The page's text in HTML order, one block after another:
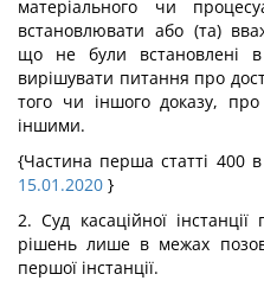
матеріального чи
встановлювати або (та)
що не були встановлені
вирішувати питання про
того чи іншого доказу,
іншими.
{Частина перша статті 400 в
15.01.2020 }
2. Суд касаційної інстанції
рішень лише в межах
першої інстанції.